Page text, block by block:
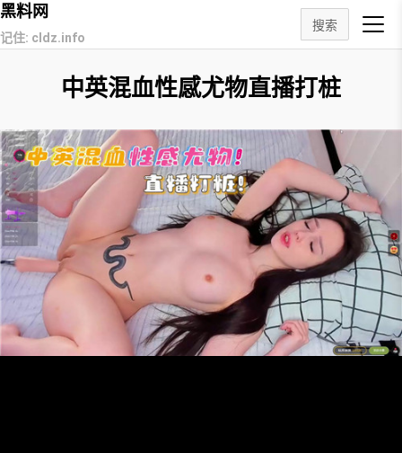
黑料网
记住: cldz.info
搜索
中英混血性感尤物直播打桩